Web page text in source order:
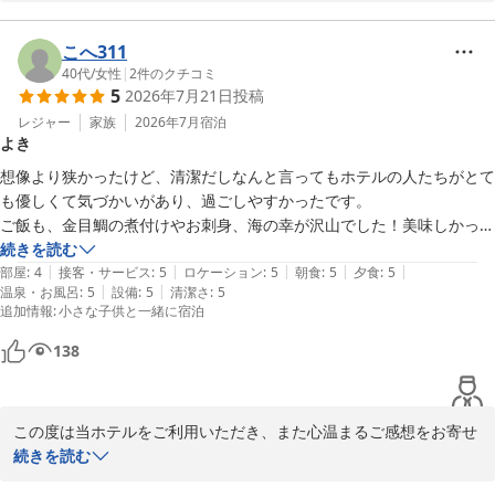
冷蔵庫は、一人暮らしサイズのものがあり、近くのスーパーでクラフト
ビールなども買えたので沢山入れられて良かったです。
栓抜きあったら尚良かったです。
お風呂もとても良かったです。アメニティがポーラなのもかなり良かっ
たです。
小さい蜘蛛との遭遇率が高いのは致し方ないのかも知れませんが、サイ
ズアップしてしまったら耐えられないので、次伺うとしたら、虫ブロッ
クを持参すると思います。
プライベートビーチは、本当に人が少なく他の宿泊者とも会うことな
し。
海行くことを考えると、水着などを干せる場所が室内に欲しかった。
お風呂場に棒一本伸ばせれば…。
全体的に人が少なくて、ゆっくり家族の時間を過ごすことが出来まし
くりとお過ごしいただけたご様子を大変嬉しく拝見いたしました。
また、各種室内設備や虫対策に関する貴重なご意見を賜り誠にあり
がとうございます。今後のより良い施設づくりの参考とさせていた
だきます。
是非またご家族皆様にお会いできます日を、スタッフ一同心よりお
待ちしております。
ＭＡＫＡＩ ＫＡＭＯＧＡＷＡ ＲＥＳＯＲＴ
2026-07-29
こへ311
40代/女性 |2件のクチコミ
5 2026年7月21日投稿
レジャー 家族 2026年7月宿泊
よき
想像より狭かったけど、清潔だしなんと言ってもホテルの人たちがとて
も優しくて気づかいがあり、過ごしやすかったです。
ご飯も、金目鯛の煮付けやお刺身、海の幸が沢山でした！美味しかった
けど、ちょっと量が多くて食べきれなくて後悔…
海までも数分で付き、人が少ない遠浅の海でゆっくり砂遊びできまし
た。
子どもも大喜びで、帰りたくない！ここに住む！と言っていました。
お店も近くにあるし、海で洋服を汚してもしまむらですぐ買えます笑
続きを読む
部屋: 4 | 接客・サービス: 5 | ロケーション: 5 | 朝食: 5 | 夕食: 5 |
温泉・お風呂: 5 | 設備: 5 | 清潔さ: 5
追加情報:小さな子供と一緒に宿泊
138
この度は当ホテルをご利用いただき、また心温まるご感想をお寄せ
いただき誠にありがとうございます。快適にお過ごしいただけたと
続きを読む